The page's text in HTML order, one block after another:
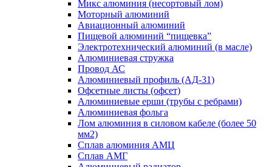
Микс алюминия (несортовый лом)
Моторный алюминий
Авиационный алюминий
Пищевой алюминий “пищевка”
Электротехнический алюминий (в масле)
Алюминиевая стружка
Провод АС
Алюминиевый профиль (АД-31)
Офсетные листы (офсет)
Алюминиевые ерши (трубы с ребрами)
Алюминиевая фольга
Лом алюминия в силовом кабеле (более 50
мм2)
Сплав алюминия АМЦ
Сплав АМГ